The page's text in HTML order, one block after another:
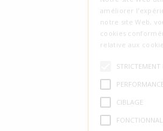
améliorer
notre site Web,
cookies
relative aux
STRICTEMENT
PERFORMANCE
CIBLAGE